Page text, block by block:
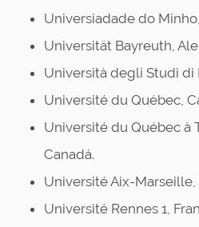
Universiadade do
Universität Bayreuth,
Università degli Studi di
Université du Québec,
Université du Québec à
Canadá.
Université Aix-Marseille,
Université Rennes 1,